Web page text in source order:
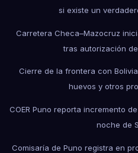
si existe un
Carretera Checa–Mazocruz
tras autorización
Cierre de la frontera con
huevos y otros
COER Puno reporta incremento
noche de
Comisaría de Puno registra en